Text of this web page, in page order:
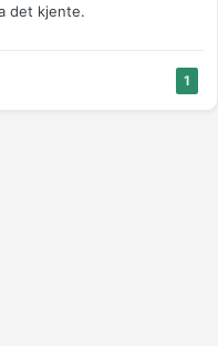
det kjente.
1